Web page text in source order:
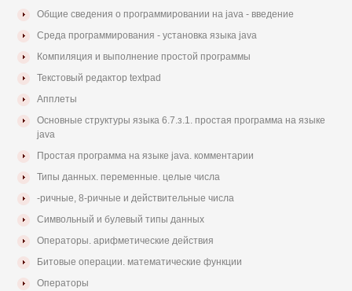
Общие сведения о программировании на java - введение
Среда программирования - установка языка java
Компиляция и выполнение простой программы
Текстовый редактор textpad
Апплеты
Основные структуры языка 6.7.з.1. простая программа на языке
java
Простая программа на языке java. комментарии
Типы данных. переменные. целые числа
-ричные, 8-ричные и действительные числа
Символьный и булевый типы данных
Операторы. арифметические действия
Битовые операции. математические функции
Операторы